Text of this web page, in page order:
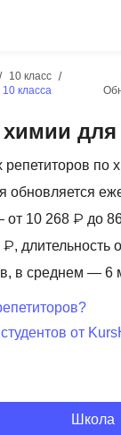
10 класс
класса
для
репетиторов по
обновляется
от 10 268 ₽ до
длительность
в среднем — 6
от
Школа